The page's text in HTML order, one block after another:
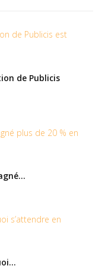
de Publicis